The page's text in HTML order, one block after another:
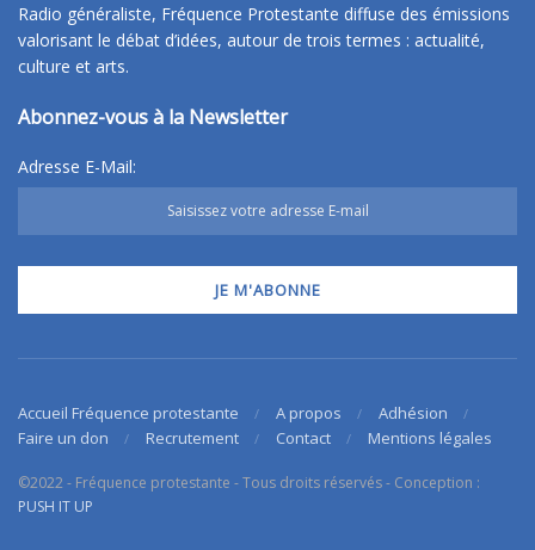
Radio généraliste, Fréquence Protestante diffuse des émissions
valorisant le débat d’idées, autour de trois termes : actualité,
culture et arts.
Abonnez-vous à la Newsletter
Adresse E-Mail:
Accueil Fréquence protestante A propos
Adhésion
Faire un don
Recrutement Contact Mentions légales
©2022 - Fréquence protestante - Tous droits réservés - Conception :
PUSH IT UP